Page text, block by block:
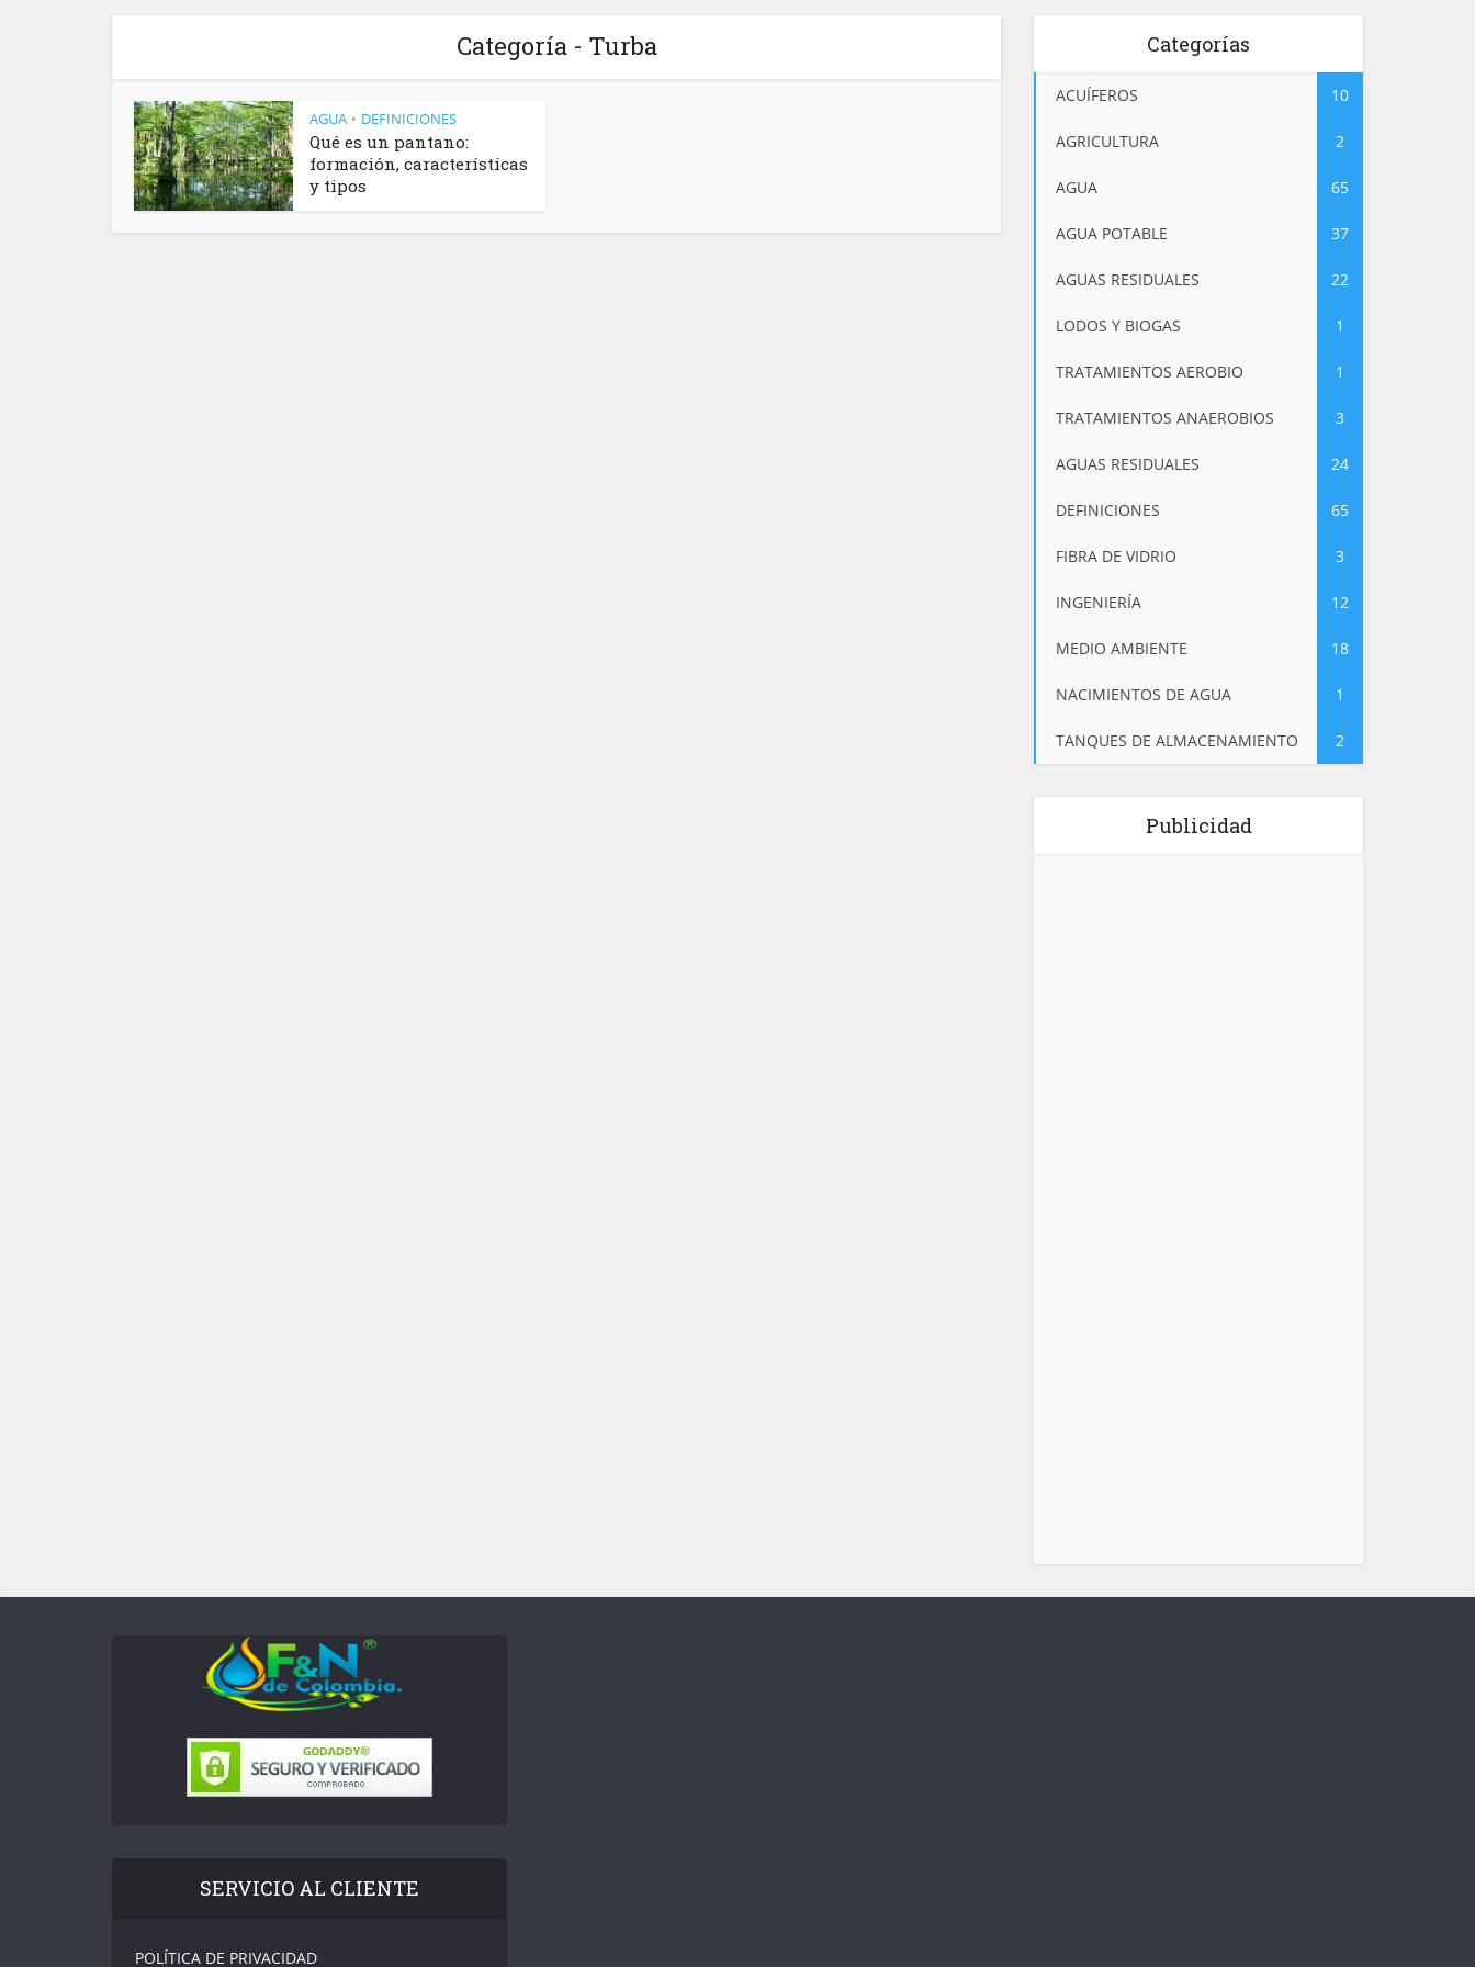
Categoría - Turba
AGUA • DEFINICIONES
Qué es un pantano:
formación, características
y tipos
Categorías
ACUÍFEROS 10
AGRICULTURA 2
AGUA 65
AGUA POTABLE 37
AGUAS RESIDUALES 22
LODOS Y BIOGAS 1
TRATAMIENTOS AEROBIO 1
TRATAMIENTOS ANAEROBIOS 3
AGUAS RESIDUALES 24
DEFINICIONES 65
FIBRA DE VIDRIO 3
INGENIERÍA 12
MEDIO AMBIENTE 18
NACIMIENTOS DE AGUA 1
TANQUES DE ALMACENAMIENTO 2
Publicidad
SERVICIO AL CLIENTE
POLÍTICA DE PRIVACIDAD